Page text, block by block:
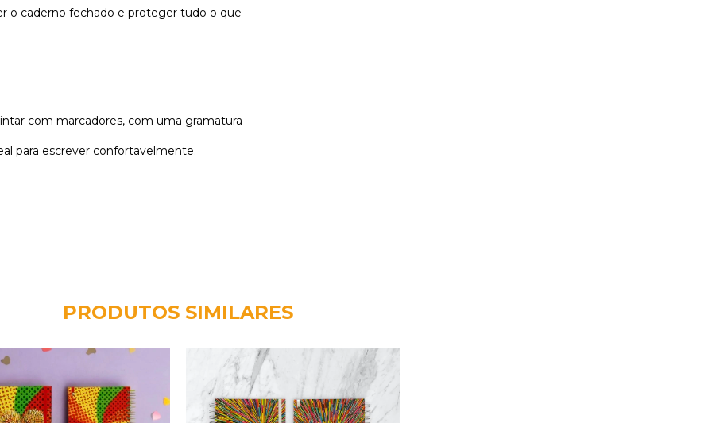
o caderno fechado e proteger tudo o que
com marcadores, com uma gramatura
para escrever confortavelmente.
PRODUTOS SIMILARES